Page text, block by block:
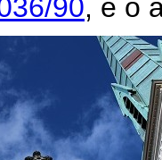
90, e o